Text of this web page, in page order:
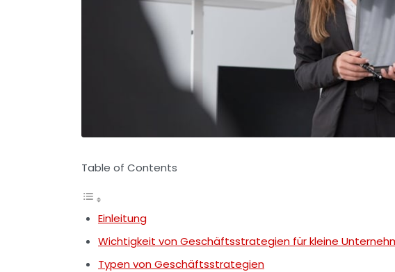
Table of Contents
Einleitung
Wichtigkeit von Geschäftsstrategien für kleine
Typen von Geschäftsstrategien